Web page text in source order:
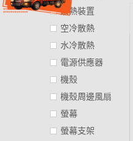
散熱裝置
空冷散熱
水冷散熱
電源供應器
機殼
機殼周邊風扇
螢幕
螢幕支架